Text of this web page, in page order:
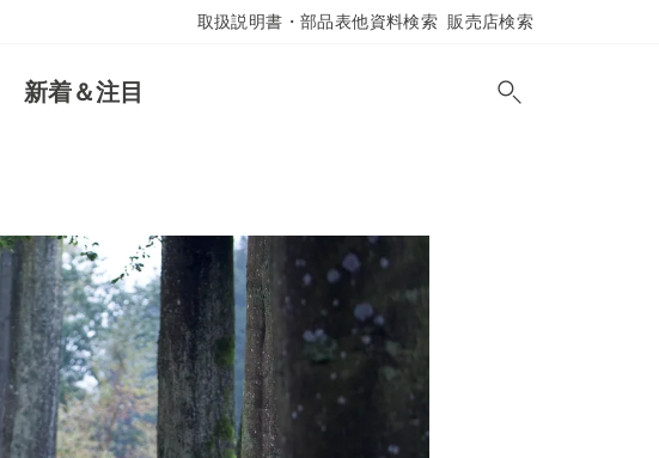
取扱説明書・部品表他資料検索 販売店検索
新着＆注目